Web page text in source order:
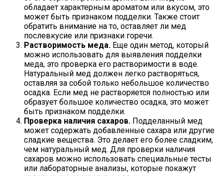
обладает характерным ароматом или вкусом, это
может быть признаком подделки. Также стоит
обратить внимание на то, оставляет ли мед
послевкусие или признаки горечи.
Растворимость меда. Еще один метод, который
можно использовать для выявления подделки
меда, это проверка его растворимости в воде.
Натуральный мед должен легко растворяться,
оставляя за собой только небольшое количество
осадка. Если мед не растворяется полностью или
образует большое количество осадка, это может
быть признаком подделки.
Проверка наличия сахаров. Подделанный мед
может содержать добавленные сахара или другие
сладкие вещества. Это делает его более сладким,
чем натуральный мед. Для проверки наличия
сахаров можно использовать специальные тесты
или лабораторные анализы, которые покажут